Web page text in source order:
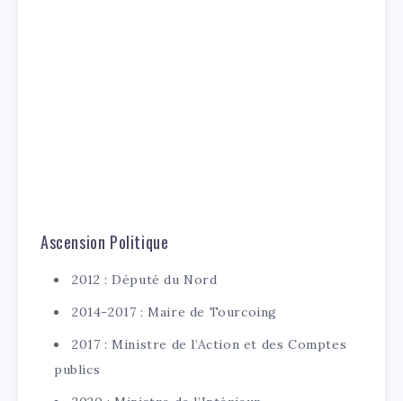
Ascension Politique
2012 : Député du Nord
2014-2017 : Maire de Tourcoing
2017 : Ministre de l’Action et des Comptes
publics